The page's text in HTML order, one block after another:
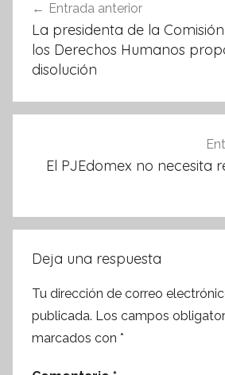
de
entradas
Entrada anterior
La presidenta de la
los Derechos Humanos
disolución
El PJEdomex no necesita
Deja una respuesta
Tu dirección de correo
publicada. Los campos
marcados con *